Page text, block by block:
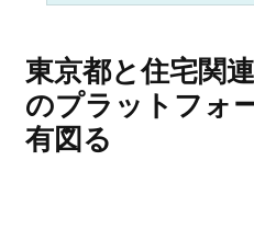
東京都と住宅関
のプラットフォ
有図る